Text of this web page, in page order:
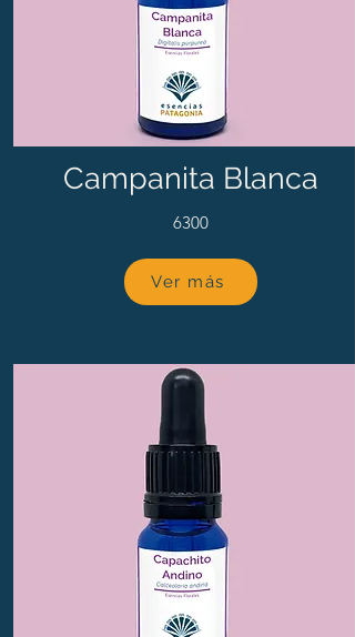
Campanita Blanca
6300
Ver más